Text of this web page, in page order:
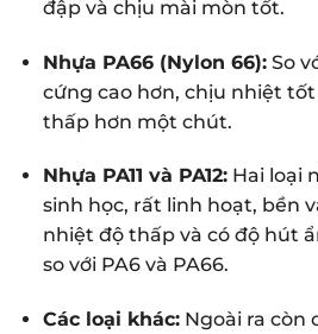
đập và chịu mài mòn tốt.
Nhựa PA66 (Nylon 66):So
cứng cao hơn, chịu nhiệt
thấp hơn một chút.
Nhựa PA11 và PA12:Hai loại
sinh học, rất linh hoạt, bền
nhiệt độ thấp và có độ hút
so với PA6 và PA66.
Các loại khác:Ngoài ra còn